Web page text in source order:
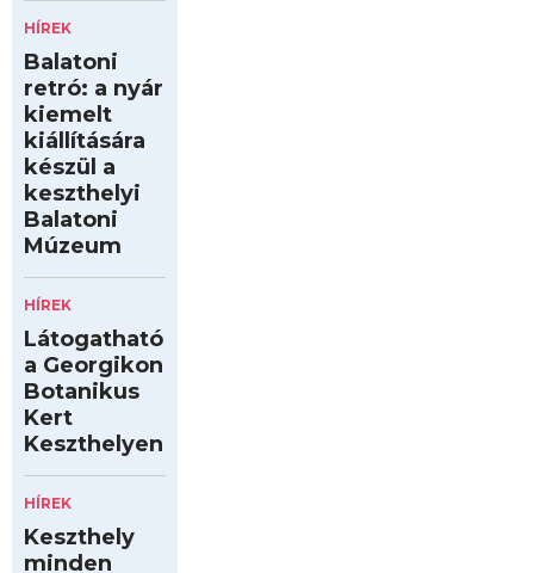
HÍREK
Balatoni
retró: a nyár
kiemelt
kiállítására
készül a
keszthelyi
Balatoni
Múzeum
HÍREK
Látogatható
a Georgikon
Botanikus
Kert
Keszthelyen
HÍREK
Keszthely
minden